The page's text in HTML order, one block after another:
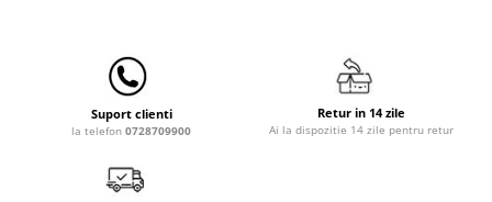
Suport clienti
la telefon 0728709900
Retur in 14 zile
Ai la dispozitie 14 zile pentru retur